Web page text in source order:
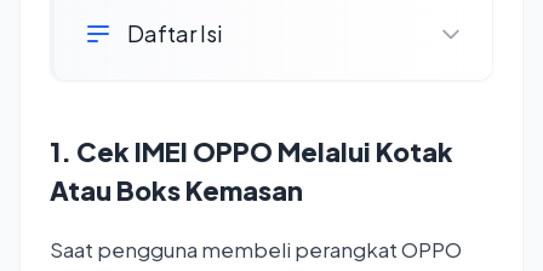
Daftar Isi
1. Cek IMEI OPPO Melalui Kotak
Atau Boks Kemasan
Saat pengguna membeli perangkat OPPO